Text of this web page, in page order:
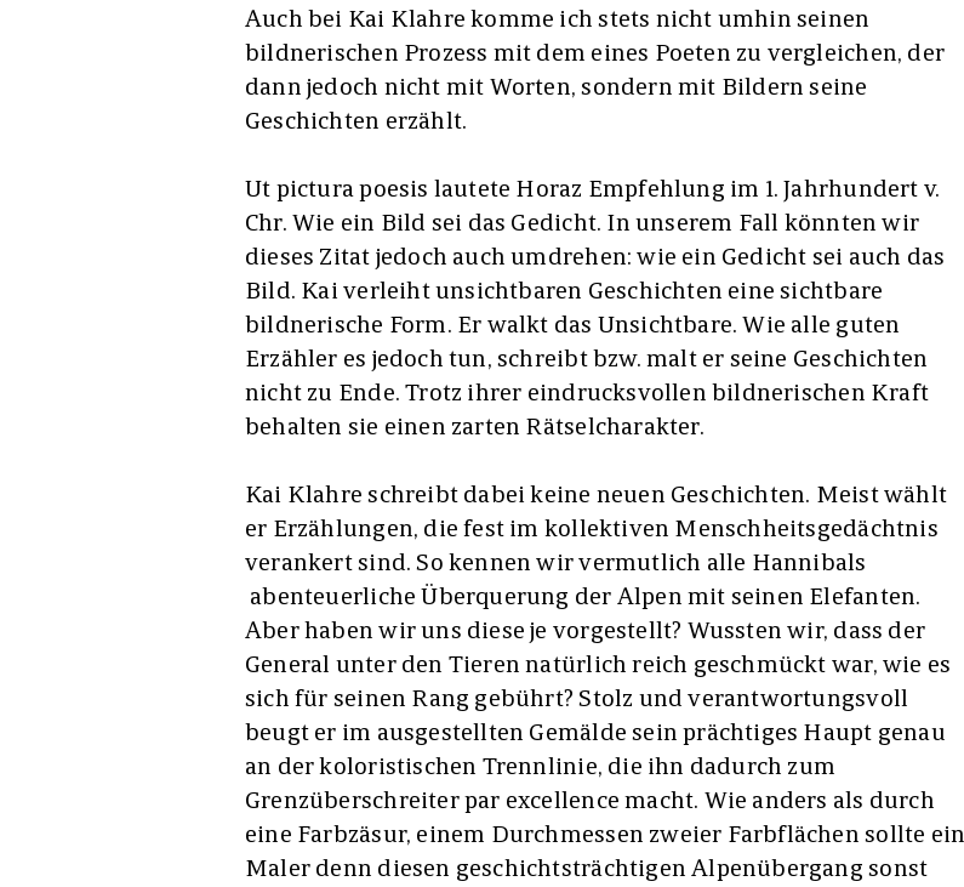
Auch bei Kai Klahre komme ich stets nicht umhin seinen
bildnerischen Prozess mit dem eines Poeten zu vergleichen, der
dann jedoch nicht mit Worten, sondern mit Bildern seine
Geschichten erzählt.
Ut pictura poesis lautete Horaz Empfehlung im 1. Jahrhundert v.
Chr. Wie ein Bild sei das Gedicht. In unserem Fall könnten wir
dieses Zitat jedoch auch umdrehen: wie ein Gedicht sei auch das
Bild. Kai verleiht unsichtbaren Geschichten eine sichtbare
bildnerische Form. Er walkt das Unsichtbare. Wie alle guten
Erzähler es jedoch tun, schreibt bzw. malt er seine Geschichten
nicht zu Ende. Trotz ihrer eindrucksvollen bildnerischen Kraft
behalten sie einen zarten Rätselcharakter.
Kai Klahre schreibt dabei keine neuen Geschichten. Meist wählt
er Erzählungen, die fest im kollektiven Menschheitsgedächtnis
verankert sind. So kennen wir vermutlich alle Hannibals
abenteuerliche Überquerung der Alpen mit seinen Elefanten.
Aber haben wir uns diese je vorgestellt? Wussten wir, dass der
General unter den Tieren natürlich reich geschmückt war, wie es
sich für seinen Rang gebührt? Stolz und verantwortungsvoll
beugt er im ausgestellten Gemälde sein prächtiges Haupt genau
an der koloristischen Trennlinie, die ihn dadurch zum
Grenzüberschreiter par excellence macht. Wie anders als durch
eine Farbzäsur, einem Durchmessen zweier Farbflächen sollte ein
Maler denn diesen geschichtsträchtigen Alpenübergang sonst